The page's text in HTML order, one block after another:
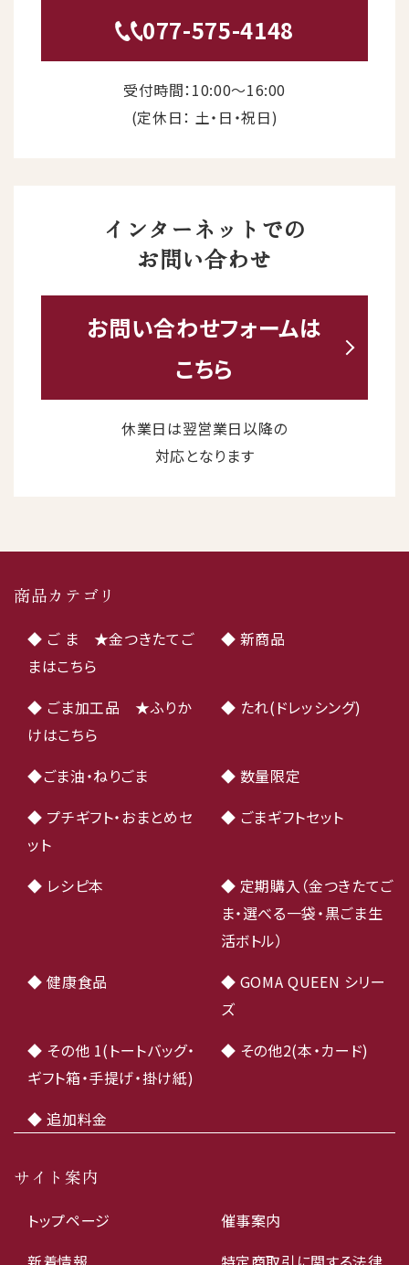
077-575-4148
受付時間：10:00〜16:00
(定休日： 土・日・祝日)
インターネットでの
お問い合わせ
お問い合わせフォームは
こちら
休業日は翌営業日以降の
対応となります
商品カテゴリ
◆ ご ま ★金つきたてご
まはこちら
◆ 新商品
◆ ごま加工品 ★ふりか
けはこちら
◆ たれ(ドレッシング)
◆ごま油・ねりごま
◆ 数量限定
◆ プチギフト・おまとめセ
ット
◆ ごまギフトセット
◆ レシピ本
◆ 定期購入（金つきたてご
ま・選べる一袋・黒ごま生
活ボトル）
◆ 健康食品
◆ GOMA QUEEN シリー
ズ
◆ その他 1(トートバッグ・
ギフト箱・手提げ・掛け紙)
◆ その他2(本・カード)
◆ 追加料金
サイト案内
トップページ
催事案内